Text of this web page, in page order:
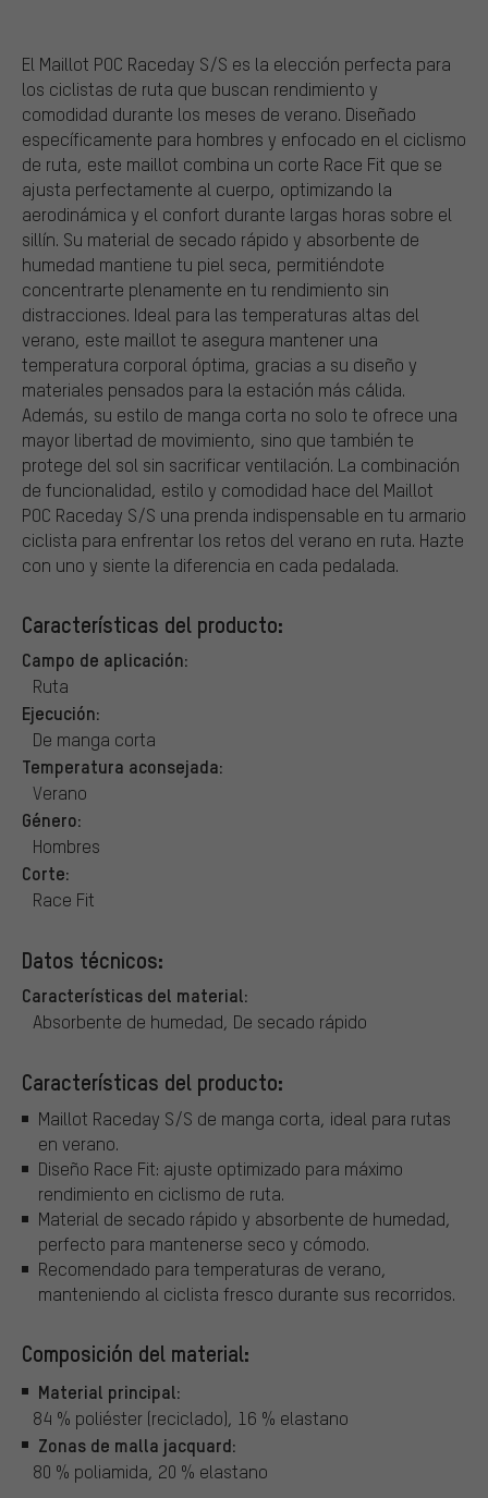
El Maillot POC Raceday S/S es la elección perfecta para
los ciclistas de ruta que buscan rendimiento y
comodidad durante los meses de verano. Diseñado
específicamente para hombres y enfocado en el ciclismo
de ruta, este maillot combina un corte Race Fit que se
ajusta perfectamente al cuerpo, optimizando la
aerodinámica y el confort durante largas horas sobre el
sillín. Su material de secado rápido y absorbente de
humedad mantiene tu piel seca, permitiéndote
concentrarte plenamente en tu rendimiento sin
distracciones. Ideal para las temperaturas altas del
verano, este maillot te asegura mantener una
temperatura corporal óptima, gracias a su diseño y
materiales pensados para la estación más cálida.
Además, su estilo de manga corta no solo te ofrece una
mayor libertad de movimiento, sino que también te
protege del sol sin sacrificar ventilación. La combinación
de funcionalidad, estilo y comodidad hace del Maillot
POC Raceday S/S una prenda indispensable en tu armario
ciclista para enfrentar los retos del verano en ruta. Hazte
con uno y siente la diferencia en cada pedalada.
Características del producto:
Campo de aplicación:
Ruta
Ejecución:
De manga corta
Temperatura aconsejada:
Verano
Género:
Hombres
Corte:
Race Fit
Datos técnicos:
Características del material:
Absorbente de humedad, De secado rápido
Características del producto:
Maillot Raceday S/S de manga corta, ideal para rutas
en verano.
Diseño Race Fit: ajuste optimizado para máximo
rendimiento en ciclismo de ruta.
Material de secado rápido y absorbente de humedad,
perfecto para mantenerse seco y cómodo.
Recomendado para temperaturas de verano,
manteniendo al ciclista fresco durante sus recorridos.
Composición del material:
Material principal:
84 % poliéster (reciclado), 16 % elastano
Zonas de malla jacquard:
80 % poliamida, 20 % elastano